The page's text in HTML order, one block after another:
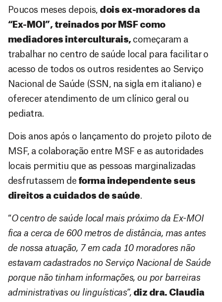
Poucos meses depois, dois ex-moradores da
“Ex-MOI”, treinados por MSF como
mediadores interculturais, começaram a
trabalhar no centro de saúde local para facilitar o
acesso de todos os outros residentes ao Serviço
Nacional de Saúde (SSN, na sigla em italiano) e
oferecer atendimento de um clínico geral ou
pediatra.
Dois anos após o lançamento do projeto piloto de
MSF, a colaboração entre MSF e as autoridades
locais permitiu que as pessoas marginalizadas
desfrutassem de forma independente seus
direitos a cuidados de saúde.
“O centro de saúde local mais próximo da Ex-MOI
fica a cerca de 600 metros de distância, mas antes
de nossa atuação, 7 em cada 10 moradores não
estavam cadastrados no Serviço Nacional de Saúde
porque não tinham informações, ou por barreiras
administrativas ou linguísticas”, diz dra. Claudia